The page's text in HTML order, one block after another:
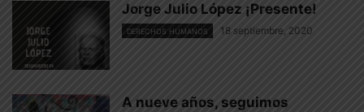
Jorge Julio López ¡Presente!
DERECHOS HUMANOS 18 septiembre, 2020
A nueve años, seguimos